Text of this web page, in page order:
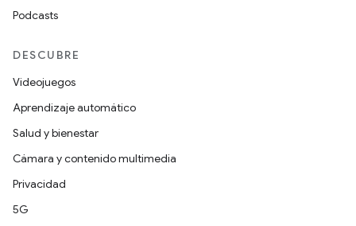
Podcasts
DESCUBRE
Videojuegos
Aprendizaje automático
Salud y bienestar
Cámara y contenido multimedia
Privacidad
5G